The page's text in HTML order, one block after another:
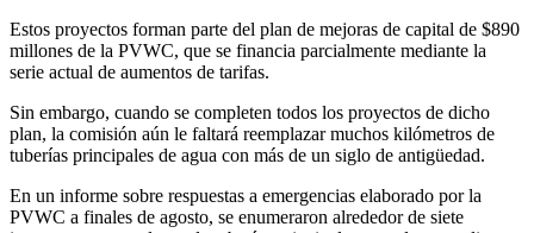
Estos proyectos forman parte del plan de mejoras de capital de $890
millones de la PVWC, que se financia parcialmente mediante la
serie actual de aumentos de tarifas.
Sin embargo, cuando se completen todos los proyectos de dicho
plan, la comisión aún le faltará reemplazar muchos kilómetros de
tuberías principales de agua con más de un siglo de antigüedad.
En un informe sobre respuestas a emergencias elaborado por la
PVWC a finales de agosto, se enumeraron alrededor de siete